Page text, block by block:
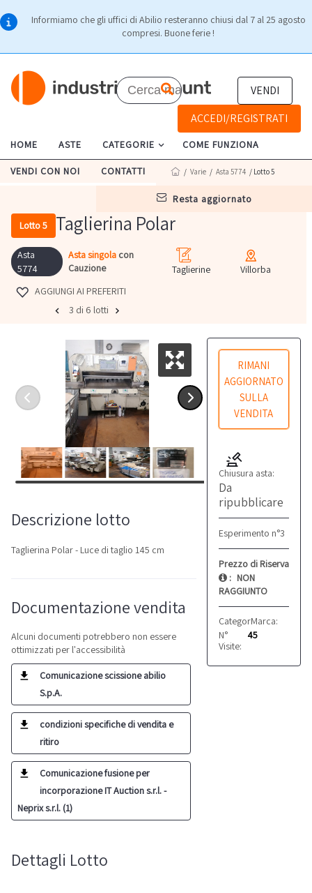
Informiamo che gli uffici di Abilio resteranno chiusi dal 7 al 25 agosto
compresi. Buone ferie !
VENDI
ACCEDI/REGISTRATI
HOME ASTE CATEGORIE COME FUNZIONA
VENDI CON NOI CONTATTI
resta aggiornato
/ Varie / Asta 5774 / Lotto 5
Lotto 5 Taglierina Polar
Asta
5774
Asta singola con
Cauzione
Taglierine
Villorba
AGGIUNGI AI PREFERITI
3 di 6 lotti
RIMANI
AGGIORNATO
SULLA
VENDITA
Chiusura asta:
Da
ripubblicare
Esperimento n°3
Prezzo di Riserva
: NON
RAGGIUNTO
Categoria: Taglierine
Marca:
N°
Visite:
45
Descrizione lotto
Taglierina Polar - Luce di taglio 145 cm
Documentazione vendita
Alcuni documenti potrebbero non essere
ottimizzati per l'accessibilità
Comunicazione scissione abilio
S.p.A.
condizioni specifiche di vendita e
ritiro
Comunicazione fusione per
incorporazione IT Auction s.r.l. -
Neprix s.r.l. (1)
Dettagli Lotto